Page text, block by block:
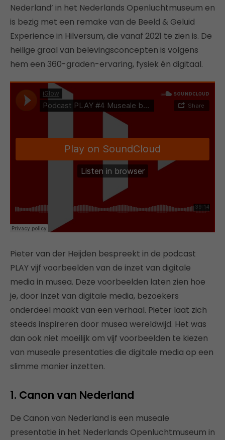
Nederland’ in het Nederlands Openluchtmuseum en
is bezig met een remake van de Beeld & Geluid
Experience in Hilversum, die vanaf 2021 te zien is. De
heilige graal van belevingsconcepten is volgens
hem een 360-graden-ervaring, fysiek én digitaal.
Pieter van der Heijden bespreekt in de podcast
PLAY vijf voorbeelden van de inzet van digitale
media in musea. Deze voorbeelden laten zien hoe
je, door inzet van digitale media, bezoekers
onderdeel maakt van een verhaal. Pieter laat zich
steeds inspireren door musea wereldwijd. Het was
dan ook niet moeilijk om vijf voorbeelden te kiezen
van museale presentaties die digitale media op een
slimme manier inzetten.
1. Canon van Nederland
De Canon van Nederland is een museale
presentatie in het Nederlands Openluchtmuseum in